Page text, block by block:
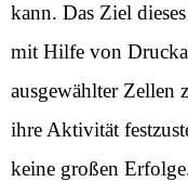
kann. Das Ziel
mit Hilfe von
ausgewählter Zellen
ihre Aktivität
keine großen